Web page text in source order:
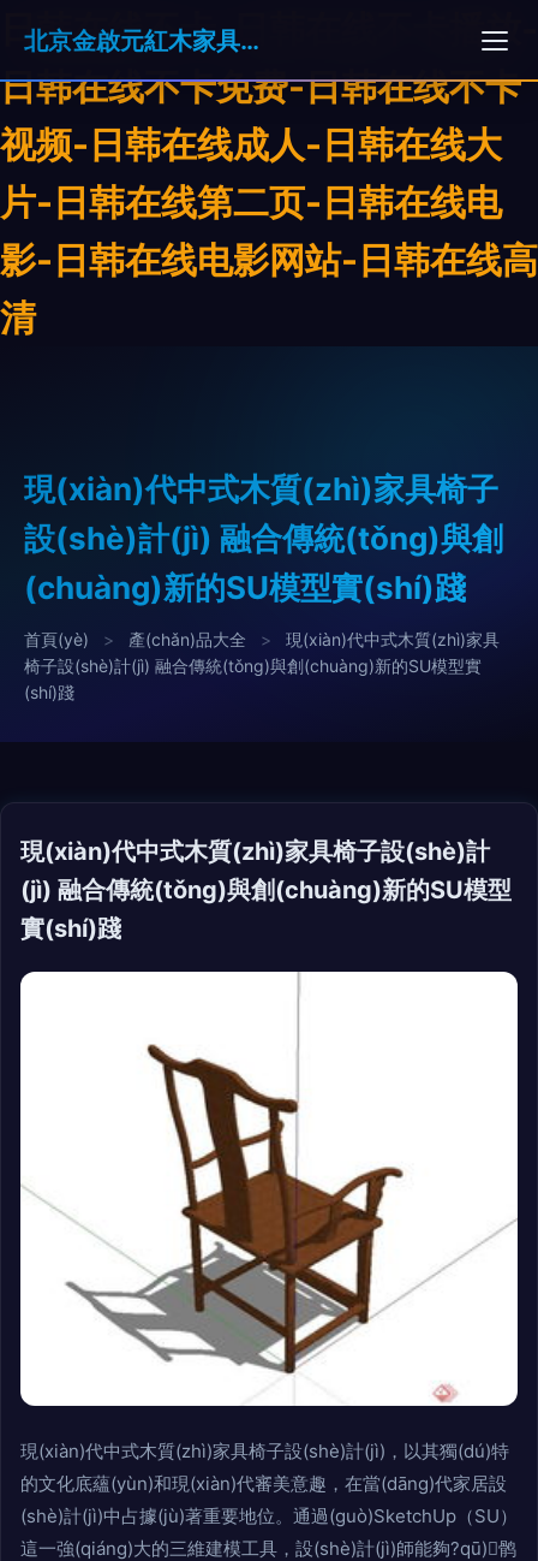
日韩在线不卡-日韩在线不卡播放-
日韩在线不卡免费-日韩在线不卡
视频-日韩在线成人-日韩在线大
片-日韩在线第二页-日韩在线电
影-日韩在线电影网站-日韩在线高
清
北京金啟元紅木家具有限責(zé)任公司
現(xiàn)代中式木質(zhì)家具椅子
設(shè)計(jì) 融合傳統(tǒng)與創
(chuàng)新的SU模型實(shí)踐
首頁(yè) > 產(chǎn)品大全 >
現(xiàn)代中式木質(zhì)家具
椅子設(shè)計(jì) 融合傳統(tǒng)與創(chuàng)新的SU模型實
(shí)踐
現(xiàn)代中式木質(zhì)家具椅子設(shè)計
(jì) 融合傳統(tǒng)與創(chuàng)新的SU模型
實(shí)踐
現(xiàn)代中式木質(zhì)家具椅子設(shè)計(jì)，以其獨(dú)特
的文化底蘊(yùn)和現(xiàn)代審美意趣，在當(dāng)代家居設
(shè)計(jì)中占據(jù)著重要地位。通過(guò)SketchUp（SU）
這一強(qiáng)大的三維建模工具，設(shè)計(jì)師能夠?qū)鹘